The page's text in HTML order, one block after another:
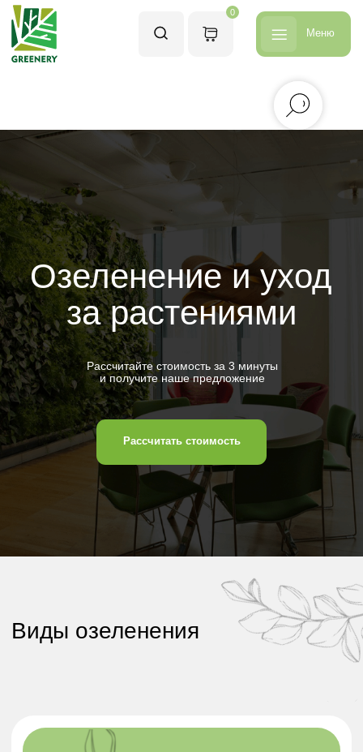
Озеленение и уход
за растениями
Рассчитайте стоимость за 3 минуты
и получите наше предложение
Рассчитать стоимость
Виды озеленения
Ландшафт
и франчайзеров